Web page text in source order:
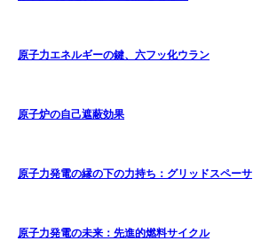
原子力エネルギーの鍵、六フッ化ウラン
原子炉の自己遮蔽効果
原子力発電の縁の下の力持ち：グリッドスペーサ
原子力発電の未来：先進的燃料サイクル